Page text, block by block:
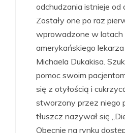
odchudzania istnieje od
Zostały one po raz
wprowadzone w latach
amerykańskiego
Michaela Dukakisa.
pomoc swoim
się z otyłością i
stworzony przez niego
tłuszcz nazywał się
Obecnie na rynku